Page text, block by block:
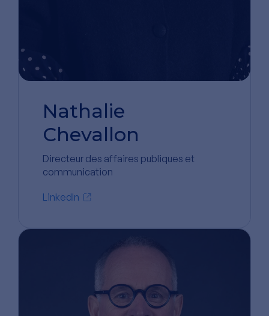
Nathalie
Chevallon
Directeur des affaires publiques et
communication
LinkedIn